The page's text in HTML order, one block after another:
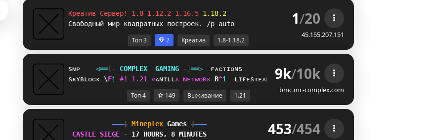
Креатив Сервер! 1.8-1.12.2-1.16.5-1.18.2
Свободный мир квадратных построек. /p auto
1/20
45.155.207.151
Топ 3 2 Креатив 1.8-1.18.2
sᴍᴘ ◁══[‐ COMPL EX GAMING ‐]══▷
ғᴀᴄᴛɪᴏɴs
sᴋʏʙʟᴏᴄᴋ ^Gi #1 1 . 21 ᴠᴀɴɪʟʟᴀ ɴᴇᴛᴡᴏʀᴋ NFi ʟɪғᴇsᴛᴇᴀʟ 9k/10k
bmc.mc-complex.com
Топ 4 149 Выживание 1.21
[ Mineplex Games ]
CASTLE SIEGE
- 17 HOURS, 8 MINUTES 453/454